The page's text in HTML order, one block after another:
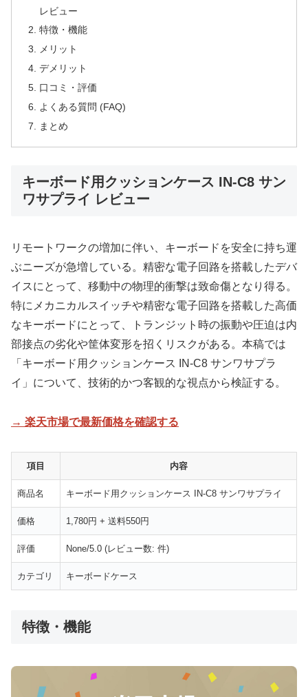
レビュー
特徴・機能
メリット
デメリット
口コミ・評価
よくある質問 (FAQ)
まとめ
キーボード用クッションケース IN-C8 サン
ワサプライ レビュー
リモートワークの増加に伴い、キーボードを安全に持ち運
ぶニーズが急増している。精密な電子回路を搭載したデバ
イスにとって、移動中の物理的衝撃は致命傷となり得る。
特にメカニカルスイッチや精密な電子回路を搭載した高価
なキーボードにとって、トランジット時の振動や圧迫は内
部接点の劣化や筐体変形を招くリスクがある。本稿では
「キーボード用クッションケース IN-C8 サンワサプラ
イ」について、技術的かつ客観的な視点から検証する。
→ 楽天市場で最新価格を確認する
項目 内容
商品名 キーボード用クッションケース IN-C8 サンワサプライ
価格 1,780円 + 送料550円
評価 None/5.0 (レビュー数: 件)
カテゴリ キーボードケース
特徴・機能